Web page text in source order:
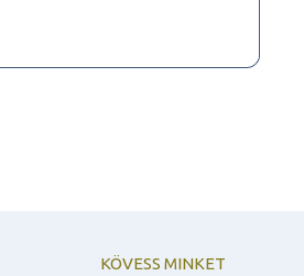
KÖVESS MINKET